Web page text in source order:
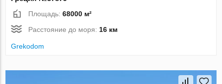
Площадь:68000 м²
Расстояние до моря:16 км
Grekodom